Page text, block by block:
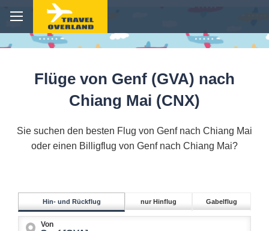
Flüge von Genf (GVA) nach
Chiang Mai (CNX)
Sie suchen den besten Flug von Genf nach Chiang Mai
oder einen Billigflug von Genf nach Chiang Mai?
Hin- und Rückflug nur Hinflug Gabelflug
Von